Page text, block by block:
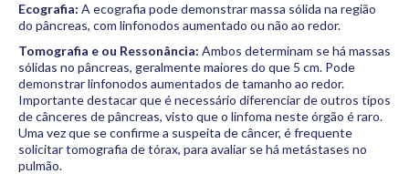
Ecografia: A ecografia pode demonstrar massa sólida na região
do pâncreas, com linfonodos aumentado ou não ao redor.
Tomografia e ou Ressonância: Ambos determinam se há massas
sólidas no pâncreas, geralmente maiores do que 5 cm. Pode
demonstrar linfonodos aumentados de tamanho ao redor.
Importante destacar que é necessário diferenciar de outros tipos
de cânceres de pâncreas, visto que o linfoma neste órgão é raro.
Uma vez que se confirme a suspeita de câncer, é frequente
solicitar tomografia de tórax, para avaliar se há metástases no
pulmão.